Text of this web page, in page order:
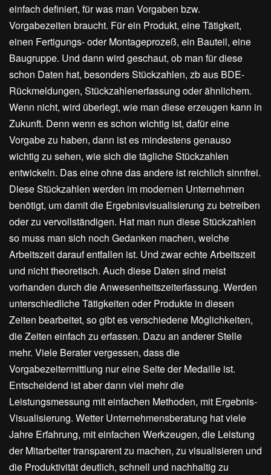
einfach definiert, für was man Vorgaben bzw.
Vorgabezeiten braucht. Für ein Produkt, eine Tätigkeit,
einen Fertigungs- oder Montageprozeß, ein Bauteil, eine
Baugruppe. Und dann wird geschaut, ob man für diese
schon Daten hat, besonders Stückzahlen, zb aus BDE-
Rückmeldungen, Stückzahlenerfassung oder ähnlichem.
Wenn nicht, wird überlegt, wie man diese erzeugen kann in
Zukunft. Denn wenn es schon wichtig ist, dafür eine
Vorgabe zu haben, dann ist es mindestens genauso
wichtig zu sehen, wie sich die tägliche Stückzahlen
entwickeln. Das eine ohne das andere ist reichlich sinnfrei.
Diese Stückzahlen werden im modernen Unternehmen
benötigt, um damit die Ergebnisvisualisierung zu betreiben
oder zu vervollständigen. Hat man nun diese Stückzahlen
so muss man sich noch Gedanken machen, welche
Arbeitszeit darauf entfallen ist. Und zwar echte Arbeitszeit
und nicht theoretisch. Auch diese Daten sind meist
vorhanden durch die Anwesenheitszeiterfassung. Werden
unterschiedliche Tätigkeiten oder Produkte in diesen
Zeiten bearbeitet, so gibt es verschiedene Möglichkeiten,
die Zeiten einfach zu erfassen. Dazu an anderer Stelle
mehr. Viele Berater vergessen, dass die
Vorgabezeitermittlung nur eine Seite der Medaille ist.
Entscheidend ist aber dann viel mehr die
Leistungsmessung mit einfachen Methoden, mit Ergebnis-
Visualisierung. Wetter Unternehmensberatung hat viele
Jahre Erfahrung, mit einfachen Werkzeugen, die Leistung
der Mitarbeiter transparent zu machen, zu visualisieren und
die Produktivität deutlich, schnell und nachhaltig zu